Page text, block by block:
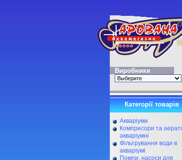
Виробники
Категорії товарів
Акваріуми
Компресори та
акваріумні
Фільтрування води в
акваріумі
Помпи, насоси для